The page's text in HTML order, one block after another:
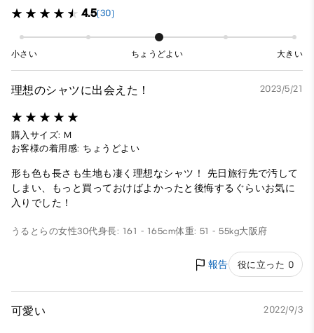
4.5(30)
小さい ちょうどよい 大きい
理想のシャツに出会えた！ 2023/5/21
購入サイズ: M
お客様の着用感: ちょうどよい
形も色も長さも生地も凄く理想なシャツ！ 先日旅行先で汚して
しまい、もっと買っておけばよかったと後悔するぐらいお気に
入りでした！
うるとらの女性30代身長: 161 - 165cm体重: 51 - 55kg大阪府
報告 役に立った 0
可愛い 2022/9/3